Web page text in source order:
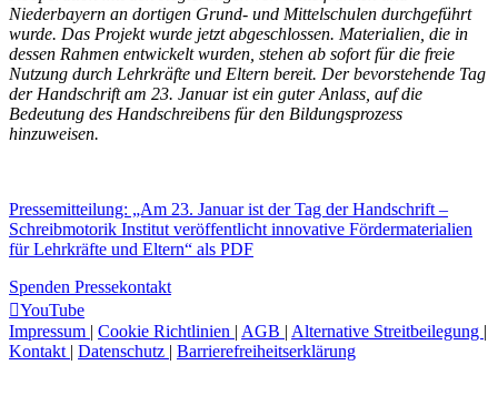
Niederbayern an dortigen Grund- und Mittelschulen durchgeführt
wurde. Das Projekt wurde jetzt abgeschlossen. Materialien, die in
dessen Rahmen entwickelt wurden, stehen ab sofort für die freie
Nutzung durch Lehrkräfte und Eltern bereit. Der bevorstehende Tag
der Handschrift am 23. Januar ist ein guter Anlass, auf die
Bedeutung des Handschreibens für den Bildungsprozess
hinzuweisen.
Pressemitteilung: „Am 23. Januar ist der Tag der Handschrift –
Schreibmotorik Institut veröffentlicht innovative Fördermaterialien
für Lehrkräfte und Eltern“ als PDF
Spenden Pressekontakt
YouTube
Impressum | Cookie Richtlinien | AGB | Alternative Streitbeilegung |
Kontakt | Datenschutz | Barrierefreiheitserklärung